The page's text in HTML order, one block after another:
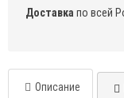
Доставка по всей
Описание